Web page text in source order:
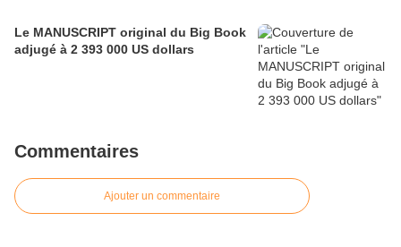
Le MANUSCRIPT original du Big Book
adjugé à 2 393 000 US dollars
Commentaires
Ajouter un commentaire